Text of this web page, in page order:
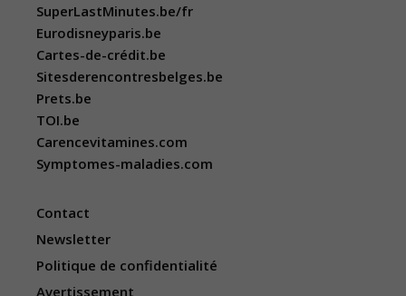
SuperLastMinutes.be/fr
Eurodisneyparis.be
Cartes-de-crédit.be
Sitesderencontresbelges.be
Prets.be
TOI.be
Carencevitamines.com
Symptomes-maladies.com
Contact
Newsletter
Politique de confidentialité
Avertissement